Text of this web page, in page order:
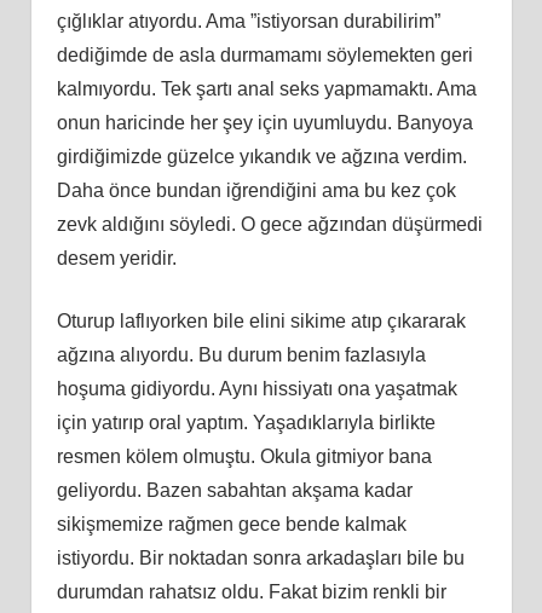
çığlıklar atıyordu. Ama ”istiyorsan durabilirim”
dediğimde de asla durmamamı söylemekten geri
kalmıyordu. Tek şartı anal seks yapmamaktı. Ama
onun haricinde her şey için uyumluydu. Banyoya
girdiğimizde güzelce yıkandık ve ağzına verdim.
Daha önce bundan iğrendiğini ama bu kez çok
zevk aldığını söyledi. O gece ağzından düşürmedi
desem yeridir.
Oturup laflıyorken bile elini sikime atıp çıkararak
ağzına alıyordu. Bu durum benim fazlasıyla
hoşuma gidiyordu. Aynı hissiyatı ona yaşatmak
için yatırıp oral yaptım. Yaşadıklarıyla birlikte
resmen kölem olmuştu. Okula gitmiyor bana
geliyordu. Bazen sabahtan akşama kadar
sikişmemize rağmen gece bende kalmak
istiyordu. Bir noktadan sonra arkadaşları bile bu
durumdan rahatsız oldu. Fakat bizim renkli bir